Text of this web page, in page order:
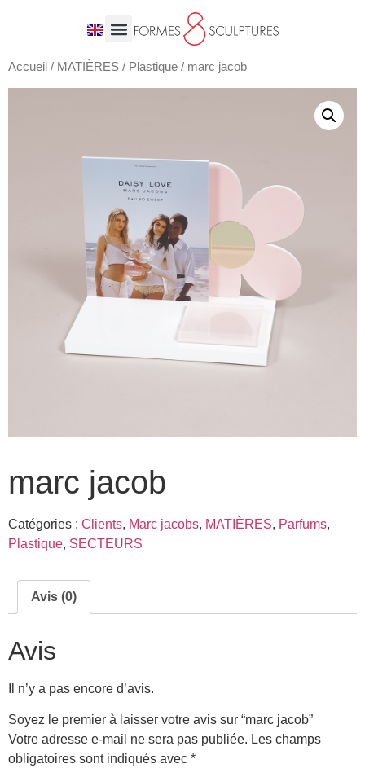
Accueil / MATIÈRES / Plastique / marc jacob
marc jacob
Catégories : Clients, Marc jacobs, MATIÈRES, Parfums,
Plastique, SECTEURS
Avis (0)
Avis
Il n’y a pas encore d’avis.
Soyez le premier à laisser votre avis sur “marc jacob”
Votre adresse e-mail ne sera pas publiée. Les champs
obligatoires sont indiqués avec *